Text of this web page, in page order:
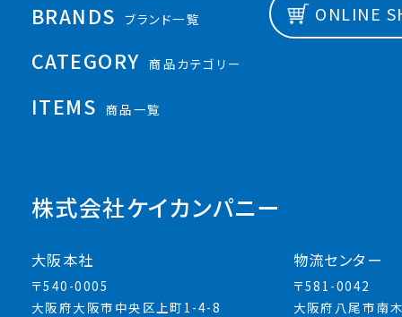
BRANDS ブランド一覧
CATEGORY 商品カテゴリー
ITEMS 商品一覧
ONLINE
株式会社ケイカンパニー
大阪本社
〒540-0005
大阪府大阪市中央区上町1-4-8
物流センター
〒581-0042
大阪府八尾市南